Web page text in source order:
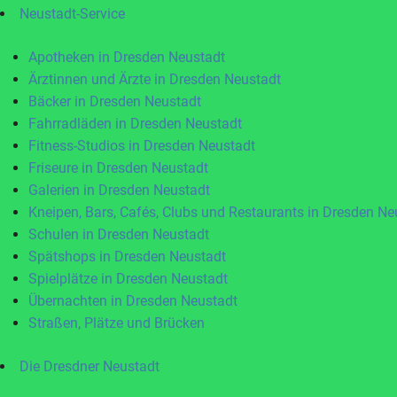
Neustadt-Service
Apotheken in Dresden Neustadt
Ärztinnen und Ärzte in Dresden Neustadt
Bäcker in Dresden Neustadt
Fahrradläden in Dresden Neustadt
Fitness-Studios in Dresden Neustadt
Friseure in Dresden Neustadt
Galerien in Dresden Neustadt
Kneipen, Bars, Cafés, Clubs und Restaurants in Dresden
Schulen in Dresden Neustadt
Spätshops in Dresden Neustadt
Spielplätze in Dresden Neustadt
Übernachten in Dresden Neustadt
Straßen, Plätze und Brücken
Die Dresdner Neustadt